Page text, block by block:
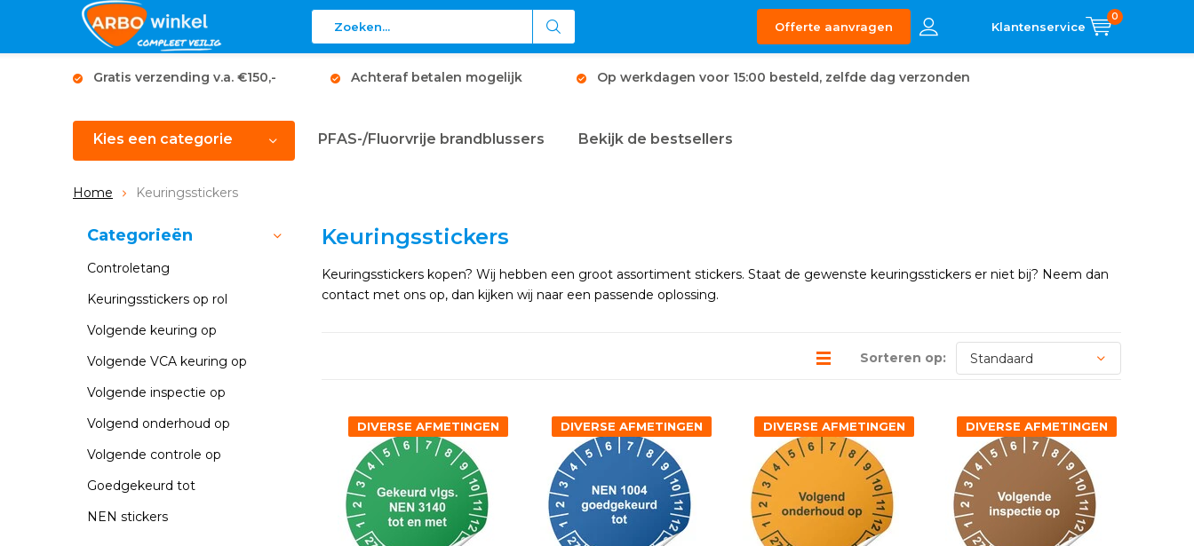
Offerte aanvragen
0
Gratis verzending v.a. €150,- Achteraf betalen mogelijk Op werkdagen voor 15:00 besteld, zelfde dag verzonden
Kies een categorie PFAS-/Fluorvrije brandblussers Bekijk de bestsellers
Home Keuringsstickers
Keuringsstickers
Keuringsstickers kopen? Wij hebben een groot assortiment stickers. Staat de gewenste keuringsstickers er niet bij? Neem dan
contact met ons op, dan kijken wij naar een passende oplossing.
Sorteren op:
DIVERSE AFMETINGEN DIVERSE AFMETINGEN DIVERSE AFMETINGEN DIVERSE AFMETINGEN
Categorieën
Controletang
Keuringsstickers op rol
Volgende keuring op
Volgende VCA keuring op
Volgende inspectie op
Volgend onderhoud op
Volgende controle op
Goedgekeurd tot
NEN stickers